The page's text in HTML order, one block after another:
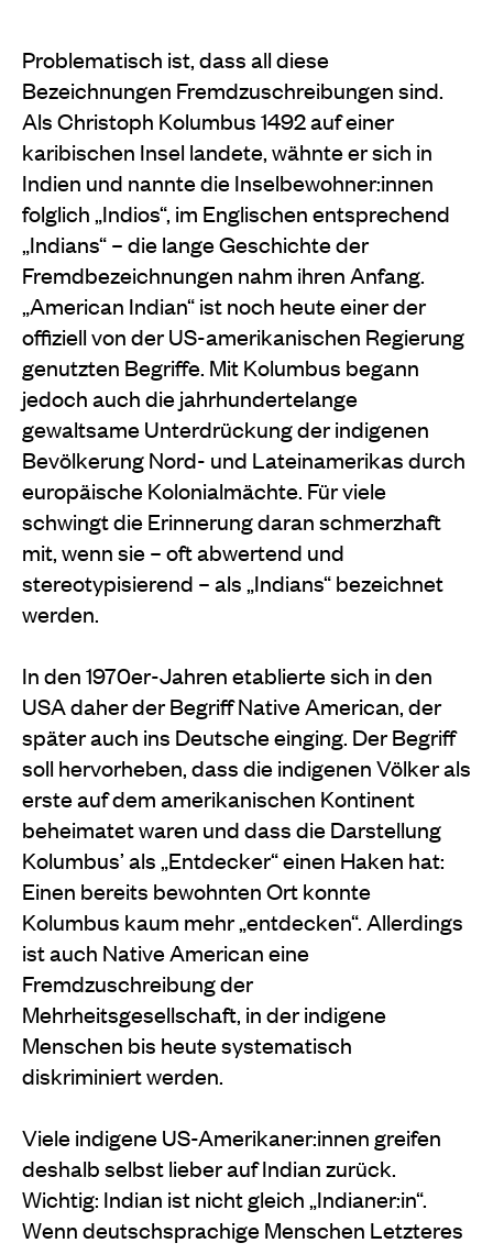
Problematisch ist, dass all diese
Bezeichnungen Fremdzuschreibungen sind.
Als Christoph Kolumbus 1492 auf einer
karibischen Insel landete, wähnte er sich in
Indien und nannte die Inselbewohner:innen
folglich „Indios“, im Englischen entsprechend
„Indians“ – die lange Geschichte der
Fremdbezeichnungen nahm ihren Anfang.
„American Indian“ ist noch heute einer der
offiziell von der US-amerikanischen Regierung
genutzten Begriffe. Mit Kolumbus begann
jedoch auch die jahrhundertelange
gewaltsame Unterdrückung der indigenen
Bevölkerung Nord- und Lateinamerikas durch
europäische Kolonialmächte. Für viele
schwingt die Erinnerung daran schmerzhaft
mit, wenn sie – oft abwertend und
stereotypisierend – als „Indians“ bezeichnet
werden.
In den 1970er-Jahren etablierte sich in den
USA daher der Begriff Native American, der
später auch ins Deutsche einging. Der Begriff
soll hervorheben, dass die indigenen Völker als
erste auf dem amerikanischen Kontinent
beheimatet waren und dass die Darstellung
Kolumbus’ als „Entdecker“ einen Haken hat:
Einen bereits bewohnten Ort konnte
Kolumbus kaum mehr „entdecken“. Allerdings
ist auch Native American eine
Fremdzuschreibung der
Mehrheitsgesellschaft, in der indigene
Menschen bis heute systematisch
diskriminiert werden.
Viele indigene US-Amerikaner:innen greifen
deshalb selbst lieber auf Indian zurück.
Wichtig: Indian ist nicht gleich „Indianer:in“.
Wenn deutschsprachige Menschen Letzteres